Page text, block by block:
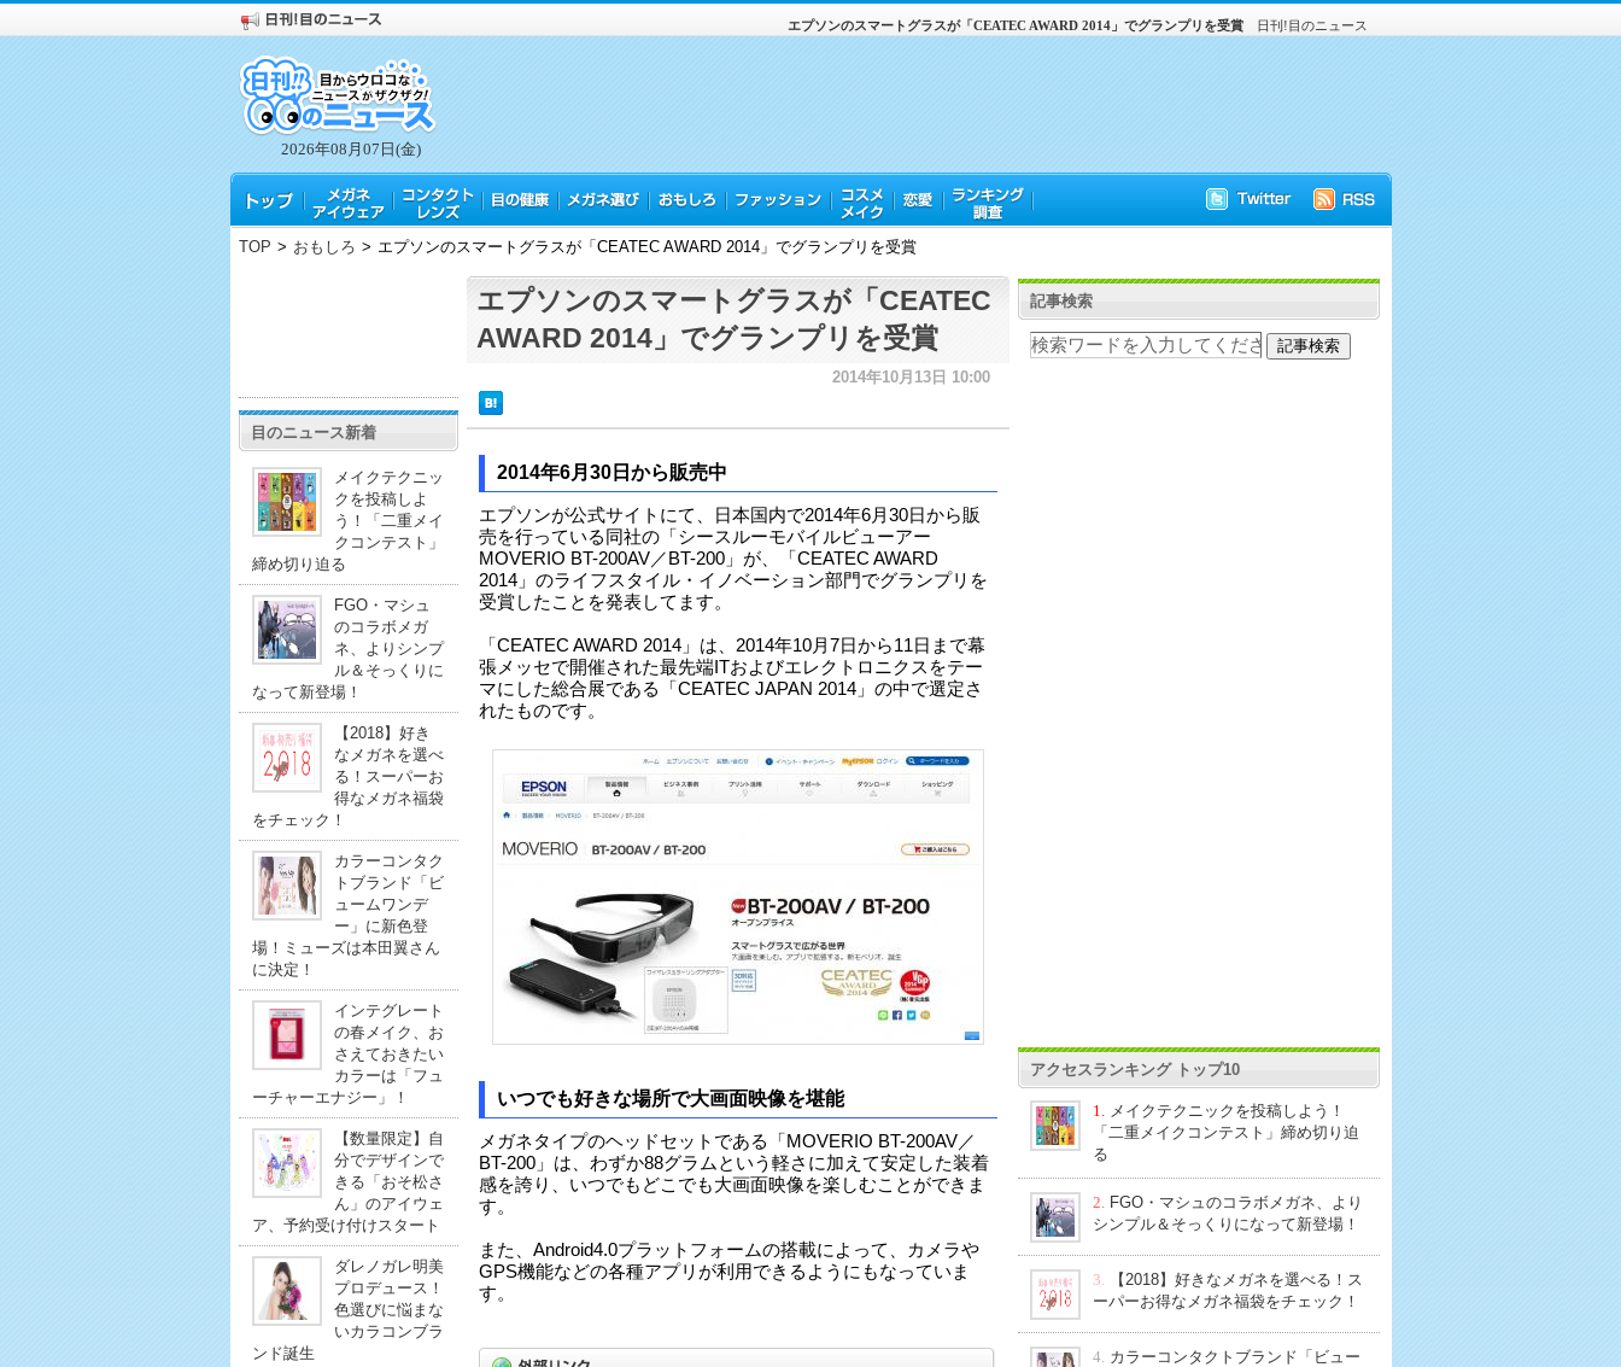
2026年08月07日(金)
日刊!目のニュース
エプソンのスマートグラスが「CEATEC AWARD 2014」でグランプリを受賞
TOP > おもしろ > エプソンのスマートグラスが「CEATEC AWARD 2014」でグランプリを受賞
目のニュース新着
メイクテクニッ
クを投稿しよ
う！「二重メイ
クコンテスト」
締め切り迫る
FGO・マシュ
のコラボメガ
ネ、よりシンプ
ル＆そっくりに
なって新登場！
【2018】好き
なメガネを選べ
る！スーパーお
得なメガネ福袋
をチェック！
カラーコンタク
トブランド「ビ
ュームワンデ
ー」に新色登
場！ミューズは本田翼さん
に決定！
インテグレート
の春メイク、お
さえておきたい
カラーは「フュ
ーチャーエナジー」！
【数量限定】自
分でデザインで
きる「おそ松さ
ん」のアイウェ
ア、予約受け付けスタート
ダレノガレ明美
プロデュース！
色選びに悩まな
いカラコンブラ
ンド誕生
エプソンのスマートグラスが「CEATEC
AWARD 2014」でグランプリを受賞
2014年10月13日 10:00
2014年6月30日から販売中
エプソンが公式サイトにて、日本国内で2014年6月30日から販
売を行っている同社の「シースルーモバイルビューアー
MOVERIO BT-200AV／BT-200」が、「CEATEC AWARD
2014」のライフスタイル・イノベーション部門でグランプリを
受賞したことを発表してます。
「CEATEC AWARD 2014」は、2014年10月7日から11日まで幕
張メッセで開催された最先端ITおよびエレクトロニクスをテー
マにした総合展である「CEATEC JAPAN 2014」の中で選定さ
れたものです。
いつでも好きな場所で大画面映像を堪能
メガネタイプのヘッドセットである「MOVERIO BT-200AV／
BT-200」は、わずか88グラムという軽さに加えて安定した装着
感を誇り、いつでもどこでも大画面映像を楽しむことができま
す。
また、Android4.0プラットフォームの搭載によって、カメラや
GPS機能などの各種アプリが利用できるようにもなっていま
す。
記事検索
アクセスランキング トップ10
1.
メイクテクニックを投稿しよう！
「二重メイクコンテスト」締め切り迫
る
2. FGO・マシュのコラボメガネ、より
シンプル＆そっくりになって新登場！
3.
【2018】好きなメガネを選べる！ス
ーパーお得なメガネ福袋をチェック！
4. カラーコンタクトブランド「ビュー